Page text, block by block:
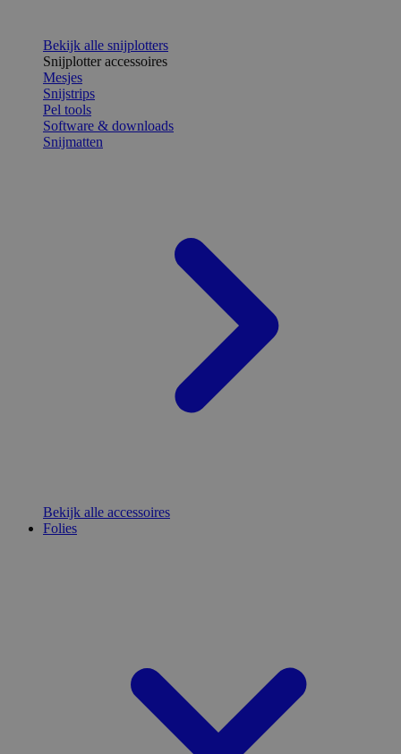
Bekijk alle snijplotters
Snijplotter accessoires
Mesjes
Snijstrips
Pel tools
Software & downloads
Snijmatten
Bekijk alle accessoires
Folies